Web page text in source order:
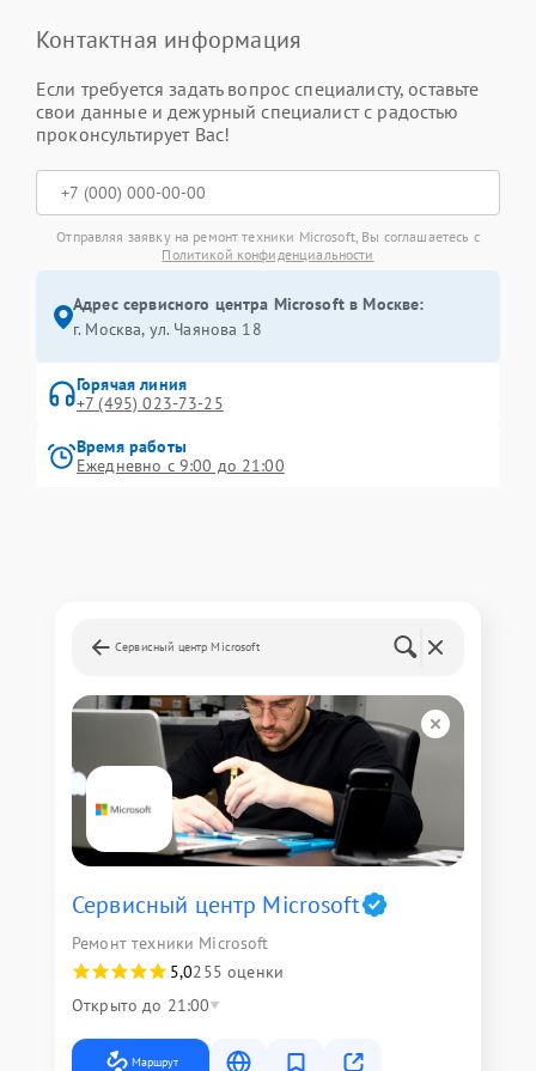
Контактная информация
Если требуется задать вопрос специалисту, оставьте
свои данные и дежурный специалист с радостью
проконсультирует Вас!
Отправляя заявку на ремонт техники Microsoft, Вы соглашаетесь с
Политикой конфиденциальности
Адрес сервисного центра Microsoft в Москве:
г. Москва, ул. Чаянова 18
Горячая линия
+7 (495) 023-73-25
Время работы
Ежедневно с 9:00 до 21:00
Сервисный центр Microsoft
Сервисный центр Microsoft
Ремонт техники Microsoft
5,0255 оценки
Открыто до 21:00
Маршрут